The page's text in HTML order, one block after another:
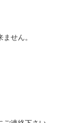
せん。